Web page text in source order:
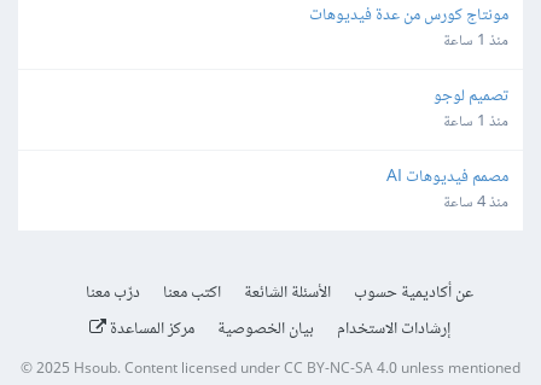
مونتاج كورس من عدة فيديوهات
منذ 1 ساعة
تصميم لوجو
منذ 1 ساعة
مصمم فيديوهات AI
منذ 4 ساعة
عن أكاديمية حسوب الأسئلة الشائعة اكتب معنا
درّب معنا
إرشادات الاستخدام
بيان الخصوصية مركز المساعدة
© 2025 Hsoub.Content licensed underCC BY-NC-SA 4.0unless mentioned